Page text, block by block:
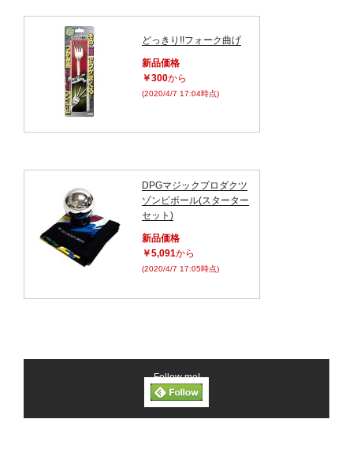
どっきり!!フォーク曲げ
新品価格
￥300から
(2020/4/7 17:04時点)
DPGマジックプロダクツ
ゾンビボール(スターター
セット)
新品価格
￥5,091から
(2020/4/7 17:05時点)
Follow me!